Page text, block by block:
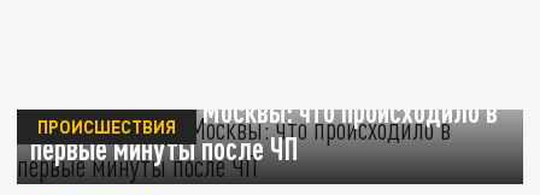
Взрыв в центре Москвы: что происходило в
первые минуты после ЧП
ПРОИСШЕСТВИЯ